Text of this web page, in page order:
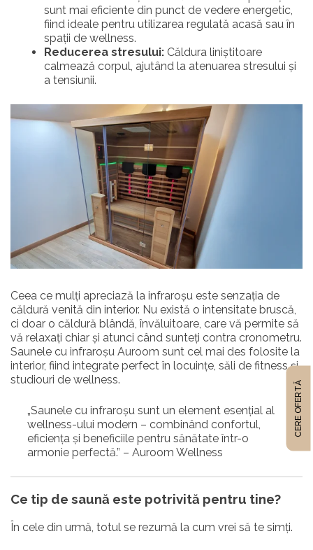
sunt mai eficiente din punct de vedere energetic,
fiind ideale pentru utilizarea regulată acasă sau în
spații de wellness.
Reducerea stresului: Căldura liniștitoare
calmează corpul, ajutând la atenuarea stresului și
a tensiunii.
Ceea ce mulți apreciază la infraroșu este senzația de
căldură venită din interior. Nu există o intensitate bruscă,
ci doar o căldură blândă, învăluitoare, care vă permite să
vă relaxați chiar și atunci când sunteți contra cronometru.
Saunele cu infraroșu Auroom sunt cel mai des folosite la
interior, fiind integrate perfect în locuințe, săli de fitness și
studiouri de wellness.
„Saunele cu infraroșu sunt un element esențial al
wellness-ului modern – combinând confortul,
eficiența și beneficiile pentru sănătate într-o
armonie perfectă.” – Auroom Wellness
Ce tip de saună este potrivită pentru tine?
În cele din urmă, totul se rezumă la cum vrei să te simți.
CERE OFERTĂ